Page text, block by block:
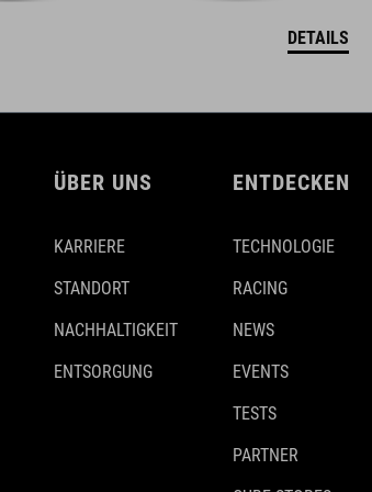
DETAILS
ÜBER UNS
KARRIERE
STANDORT
NACHHALTIGKEIT
ENTSORGUNG
ENTDECKEN
TECHNOLOGIE
RACING
NEWS
EVENTS
TESTS
PARTNER